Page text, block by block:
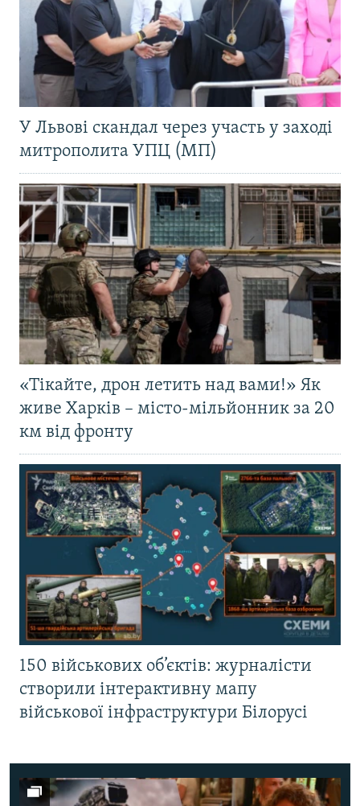
У Львові скандал через участь у заході
митрополита УПЦ (МП)
«Тікайте, дрон летить над вами!» Як
живе Харків – місто-мільйонник за 20
км від фронту
150 військових об’єктів: журналісти
створили інтерактивну мапу
військової інфраструктури Білорусі